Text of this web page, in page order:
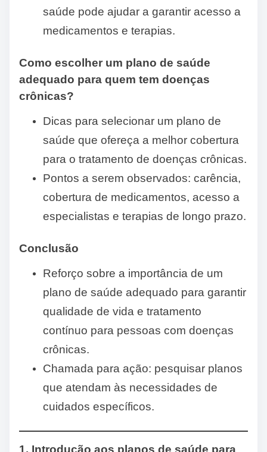
saúde pode ajudar a garantir acesso a
medicamentos e terapias.
Como escolher um plano de saúde
adequado para quem tem doenças
crônicas?
Dicas para selecionar um plano de
saúde que ofereça a melhor cobertura
para o tratamento de doenças crônicas.
Pontos a serem observados: carência,
cobertura de medicamentos, acesso a
especialistas e terapias de longo prazo.
Conclusão
Reforço sobre a importância de um
plano de saúde adequado para garantir
qualidade de vida e tratamento
contínuo para pessoas com doenças
crônicas.
Chamada para ação: pesquisar planos
que atendam às necessidades de
cuidados específicos.
1. Introdução aos planos de saúde para